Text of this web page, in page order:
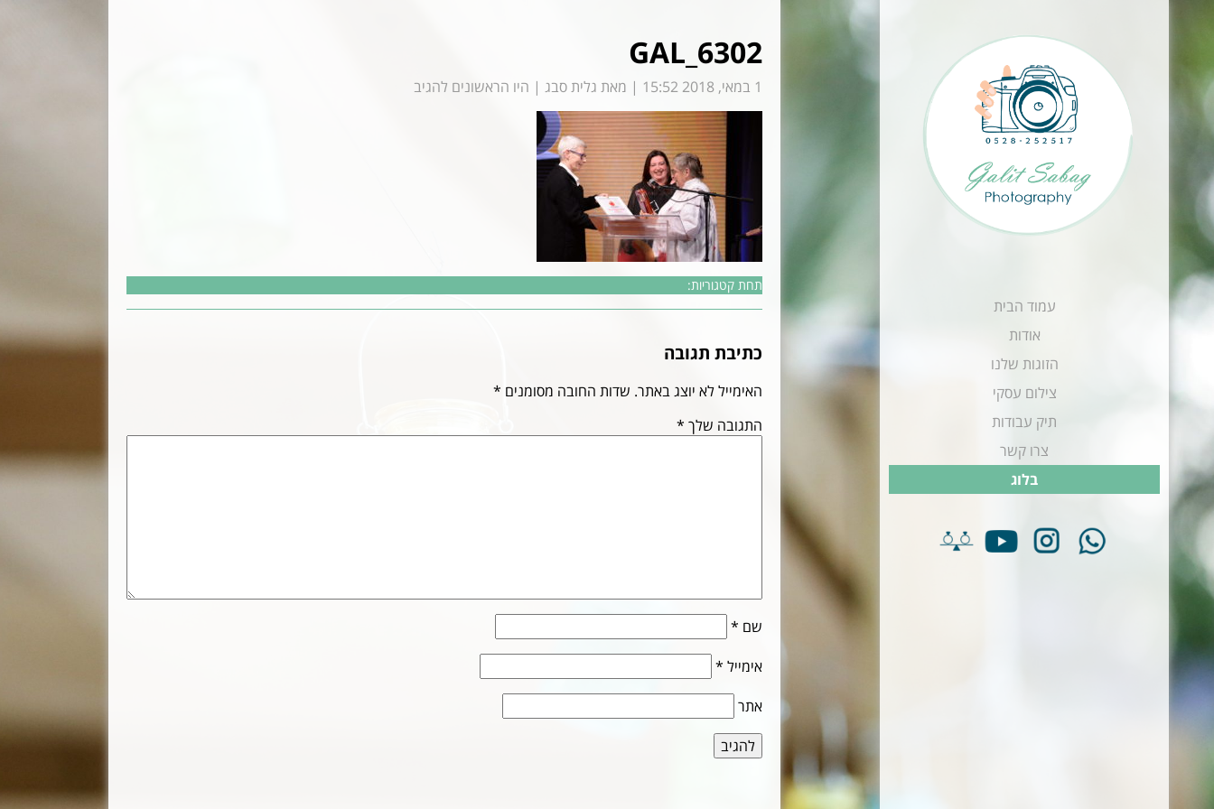
עמוד הבית
אודות
הזוגות שלנו
צילום עסקי
תיק עבודות
צרו קשר
בלוג
GAL_6302
1 במאי, 2018 15:52 | מאת גלית סבג | היו הראשונים להגיב
תחת קטגוריות:
כתיבת תגובה
האימייל לא יוצג באתר. שדות החובה מסומנים *
התגובה שלך *
שם *
אימייל *
אתר